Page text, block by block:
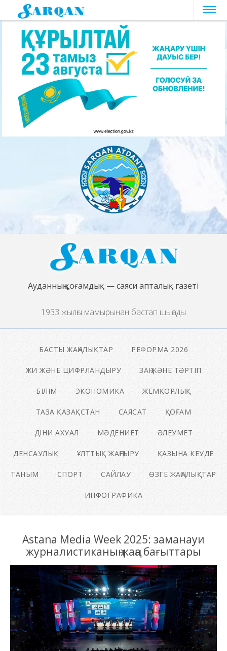
Ауданның қоғамдық — саяси апталық газеті
1933 жылғы мамырынан бастап шығады
БАСТЫ ЖАҢАЛЫҚТАР РЕФОРМА 2026
ЖИ ЖӘНЕ ЦИФРЛАНДЫРУ ЗАҢ ЖӘНЕ ТӘРТІП
БІЛІМ ЭКОНОМИКА ЖЕМҚОРЛЫҚ
ТАЗА ҚАЗАҚСТАН САЯСАТ ҚОҒАМ
ДІНИ АХУАЛ МӘДЕНИЕТ ӘЛЕУМЕТ
ДЕНСАУЛЫҚ ҰЛТТЫҚ ЖАҢҒЫРУ ҚАЗЫНА КЕУДЕ
ТАНЫМ СПОРТ САЙЛАУ ӨЗГЕ ЖАҢАЛЫҚТАР
ИНФОГРАФИКА
Astana Media Week 2025: заманауи
журналистиканың жаңа бағыттары